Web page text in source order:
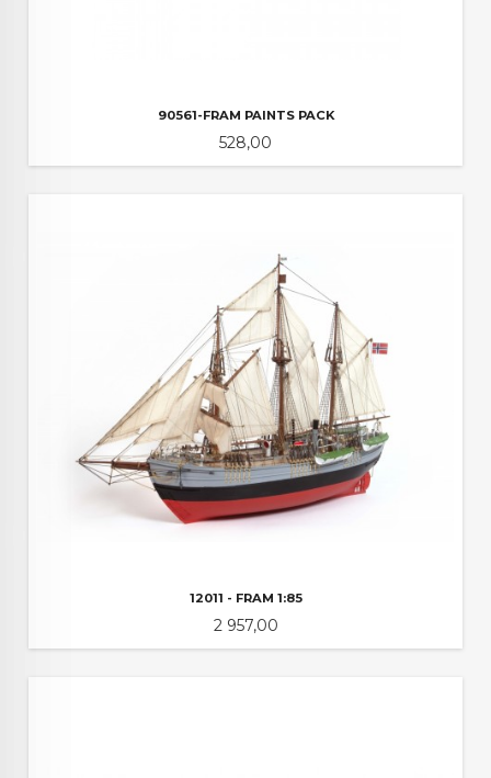
90561-FRAM PAINTS PACK
Pris
528,00
12011 - FRAM 1:85
Pris
2 957,00